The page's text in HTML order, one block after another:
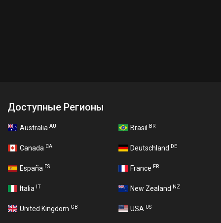
Доступные Регионы
Australia AU Brasil BR
Canada CA Deutschland DE
España ES France FR
Italia IT New Zealand NZ
United Kingdom GB USA US